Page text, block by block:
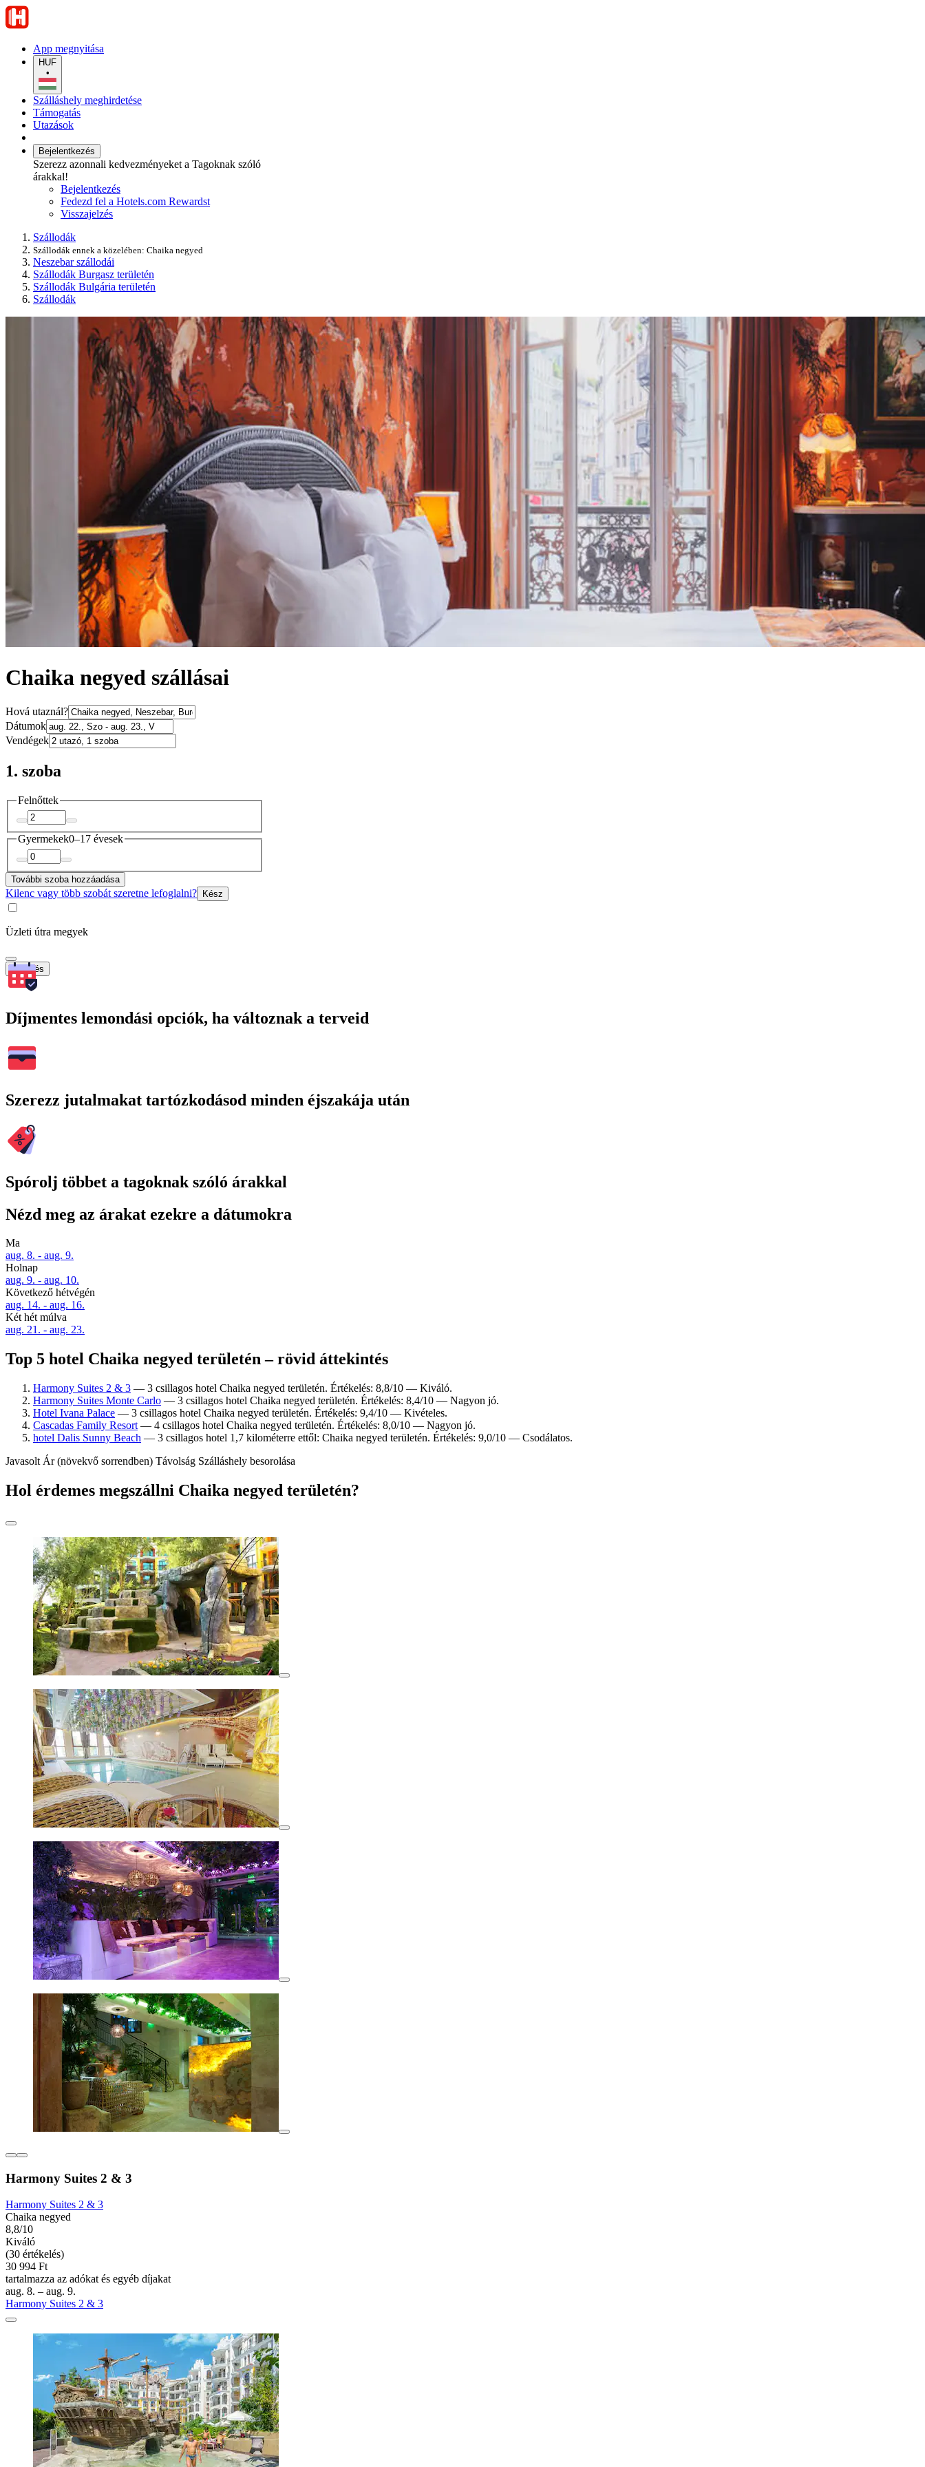
App megnyitása
HUF
•
Szálláshely meghirdetése
Támogatás
Utazások
Bejelentkezés
Szerezz azonnali kedvezményeket a Tagoknak szóló
árakkal!
Bejelentkezés
Fedezd fel a Hotels.com Rewardst
Visszajelzés
Szállodák
Szállodák ennek a közelében: Chaika negyed
Neszebar szállodái
Szállodák Burgasz területén
Szállodák Bulgária területén
Szállodák
Chaika negyed szállásai
Hová utaznál?
Dátumok
Vendégek
1. szoba
Felnőttek
Gyermekek0–17 évesek
További szoba hozzáadása
Kilenc vagy több szobát szeretne lefoglalni? Kész
Üzleti útra megyek
Keresés
Díjmentes lemondási opciók, ha változnak a terveid
Szerezz jutalmakat tartózkodásod minden éjszakája után
Spórolj többet a tagoknak szóló árakkal
Nézd meg az árakat ezekre a dátumokra
Ma
aug. 8. - aug. 9.
Holnap
aug. 9. - aug. 10.
Következő hétvégén
aug. 14. - aug. 16.
Két hét múlva
aug. 21. - aug. 23.
Top 5 hotel Chaika negyed területén – rövid áttekintés
Harmony Suites 2 & 3 — 3 csillagos hotel Chaika negyed területén. Értékelés: 8,8/10 — Kiváló.
Harmony Suites Monte Carlo — 3 csillagos hotel Chaika negyed területén. Értékelés: 8,4/10 — Nagyon jó.
Hotel Ivana Palace — 3 csillagos hotel Chaika negyed területén. Értékelés: 9,4/10 — Kivételes.
Cascadas Family Resort — 4 csillagos hotel Chaika negyed területén. Értékelés: 8,0/10 — Nagyon jó.
hotel Dalis Sunny Beach — 3 csillagos hotel 1,7 kilométerre ettől: Chaika negyed területén. Értékelés: 9,0/10 — Csodálatos.
Javasolt Ár (növekvő sorrendben) Távolság Szálláshely besorolása
Hol érdemes megszállni Chaika negyed területén?
Harmony Suites 2 & 3
Harmony Suites 2 & 3
Chaika negyed
8,8/10
Kiváló
(30 értékelés)
30 994 Ft
tartalmazza az adókat és egyéb díjakat
aug. 8. – aug. 9.
Harmony Suites 2 & 3